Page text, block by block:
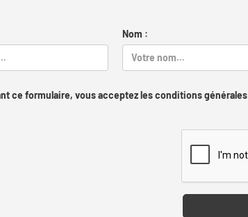
Nom :
ce formulaire, vous acceptez les conditions générales